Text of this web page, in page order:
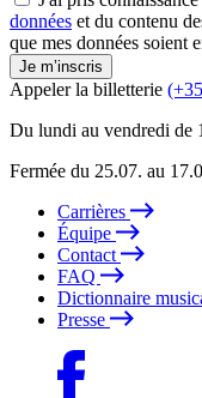
données et du contenu
que mes données soient
Je m’inscris
Appeler la billetterie
Du lundi au vendredi de
Fermée du 25.07. au
Carrières
Équipe
Contact
FAQ
Dictionnaire
Presse